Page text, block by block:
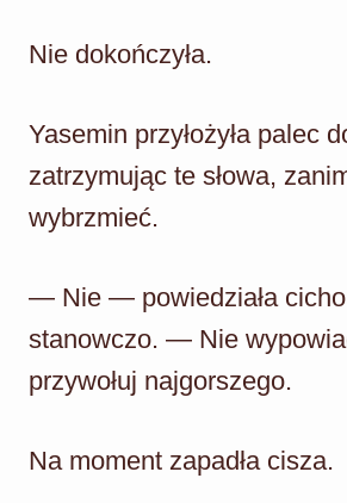
Nie dokończyła.
Yasemin przyłożyła palec
zatrzymując te słowa,
wybrzmieć.
— Nie — powiedziała
stanowczo. — Nie
przywołuj najgorszego.
Na moment zapadła cisza.